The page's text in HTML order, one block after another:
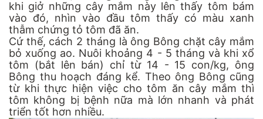
khi giở những cây mắm này lên thấy tôm bám
vào đó, nhìn vào đầu tôm thấy có màu xanh
thẫm chứng tỏ tôm đã ăn.
Cứ thế, cách 2 tháng là ông Bông chặt cây mắm
bỏ xuống ao. Nuôi khoảng 4 - 5 tháng và khi xổ
tôm (bắt lên bán) chỉ từ 14 - 15 con/kg, ông
Bông thu hoạch đáng kể. Theo ông Bông cũng
từ khi thực hiện việc cho tôm ăn cây mắm thì
tôm không bị bệnh nữa mà lớn nhanh và phát
triển tốt hơn nhiều.